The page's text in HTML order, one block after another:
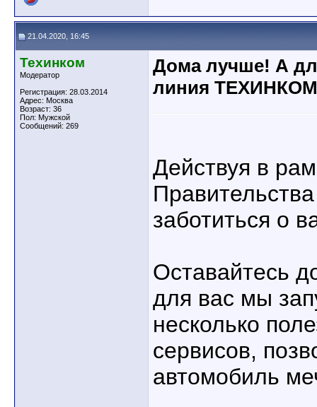
21.04.2020, 16:45
Техинком
Модератор
Регистрация: 28.03.2014
Адрес: Москва
Возраст: 36
Пол: Мужской
Сообщений: 269
Дома лучше! А
линия ТЕХИНКОМ
Действуя в
заботиться о
Оставайтесь
для вас мы
несколько
сервисов,
автомобиль